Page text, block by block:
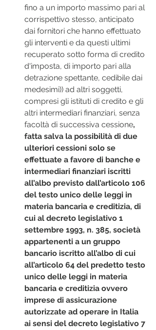
fino a un importo massimo pari al
corrispettivo stesso, anticipato
dai fornitori che hanno effettuato
gli interventi e da questi ultimi
recuperato sotto forma di credito
d'imposta, di importo pari alla
detrazione spettante, cedibile dai
medesimi)) ad altri soggetti,
compresi gli istituti di credito e gli
altri intermediari finanziari, senza
facoltà di successiva cessione,
fatta salva la possibilità di due
ulteriori cessioni solo se
effettuate a favore di banche e
intermediari finanziari iscritti
all’albo previsto dall’articolo 106
del testo unico delle leggi in
materia bancaria e creditizia, di
cui al decreto legislativo 1
settembre 1993, n. 385, società
appartenenti a un gruppo
bancario iscritto all’albo di cui
all’articolo 64 del predetto testo
unico delle leggi in materia
bancaria e creditizia ovvero
imprese di assicurazione
autorizzate ad operare in Italia
ai sensi del decreto legislativo 7